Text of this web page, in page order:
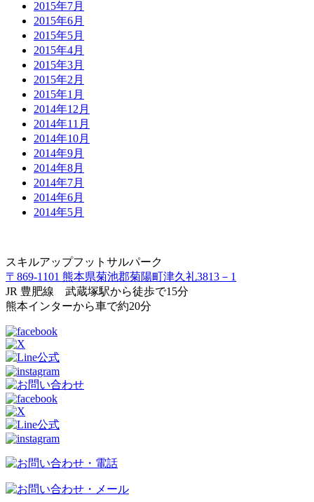
2015年7月
2015年6月
2015年5月
2015年4月
2015年3月
2015年2月
2015年1月
2014年12月
2014年11月
2014年10月
2014年9月
2014年8月
2014年7月
2014年6月
2014年5月
スキルアップフットサルパーク
〒869-1101 熊本県菊池郡菊陽町津久礼3813－1
JR 豊肥線 武蔵塚駅から徒歩で15分
熊本インターから車で約20分